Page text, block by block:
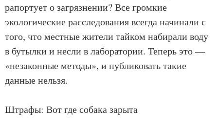
рапортует о загрязнении? Все громкие
экологические расследования всегда начинали с
того, что местные жители тайком набирали воду
в бутылки и несли в лаборатории. Теперь это —
«незаконные методы», и публиковать такие
данные нельзя.
Штрафы: Вот где собака зарыта